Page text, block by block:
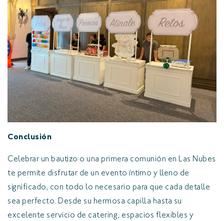
Conclusión
Celebrar un bautizo o una primera comunión en Las Nubes
te permite disfrutar de un evento íntimo y lleno de
significado, con todo lo necesario para que cada detalle
sea perfecto. Desde su hermosa capilla hasta su
excelente servicio de catering, espacios flexibles y